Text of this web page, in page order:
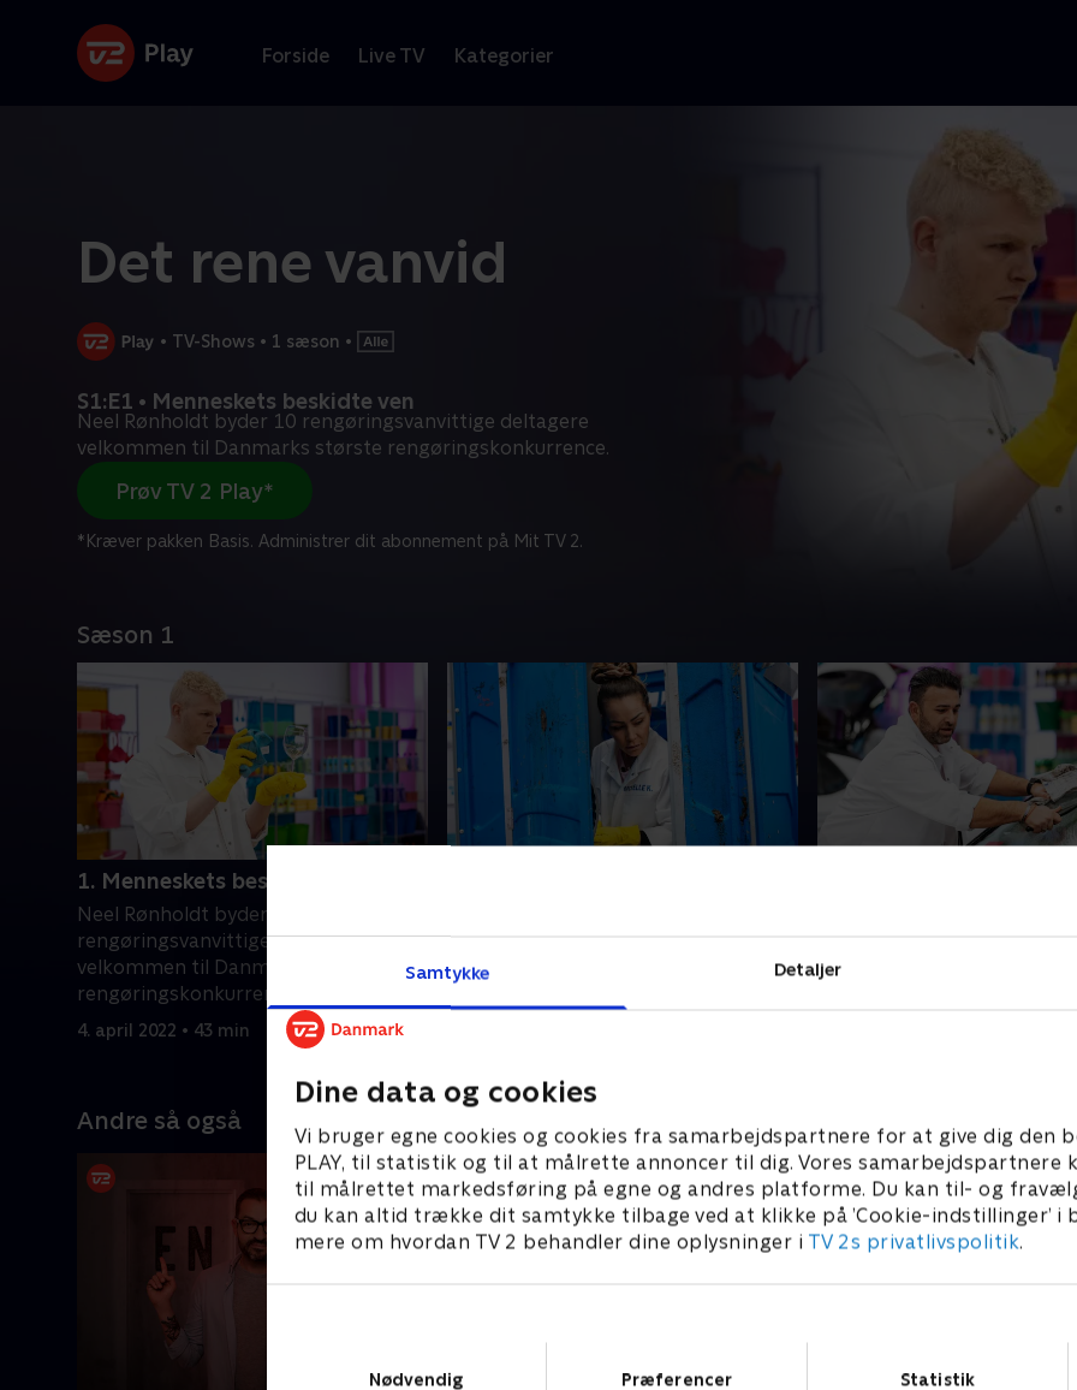
Samtykke Detaljer
Dine data og cookies
Vi bruger egne cookies og cookies fra samarbejdspartnere for at give dig den
PLAY, til statistik og til at målrette annoncer til dig. Vores samarbejdspartnere
til målrettet markedsføring på egne og andres platforme. Du kan til- og
du kan altid trække dit samtykke tilbage ved at klikke på ’Cookie-indstillinger’ i
mere om hvordan TV 2 behandler dine oplysninger i TV 2s privatlivspolitik.
Nødvendig
Præferencer Statistik
Forside Live TV Kategorier
Det rene vanvid
• TV-Shows • 1 sæson •
S1:E1 • Menneskets beskidte ven
Neel Rønholdt byder 10 rengøringsvanvittige deltagere
velkommen til Danmarks største rengøringskonkurrence.
Prøv TV 2 Play*
*Kræver pakken Basis. Administrer dit abonnement på Mit TV 2.
Sæson 1
1. Menneskets beskidte ven
Neel Rønholdt byder 10
rengøringsvanvittige deltagere
velkommen til Danmarks største
rengøringskonkurrence.
4. april 2022 • 43 min
møgopgave, når de skal rengøre
festivaltoiletter. Dagen byder også på
pletfjerningsprodukter -
Andre så også